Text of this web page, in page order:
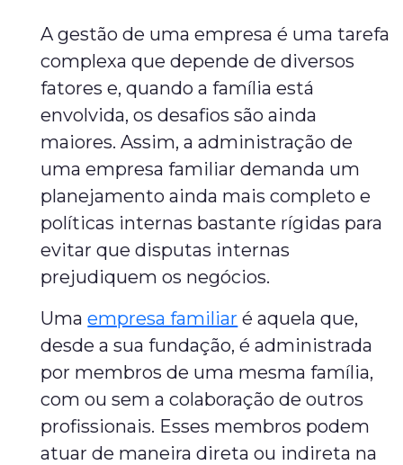
A gestão de uma empresa é uma tarefa
complexa que depende de diversos
fatores e, quando a família está
envolvida, os desafios são ainda
maiores. Assim, a administração de
uma empresa familiar demanda um
planejamento ainda mais completo e
políticas internas bastante rígidas para
evitar que disputas internas
prejudiquem os negócios.
Umaempresa familiar é aquela que,
desde a sua fundação, é administrada
por membros de uma mesma família,
com ou sem a colaboração de outros
profissionais. Esses membros podem
atuar de maneira direta ou indireta na